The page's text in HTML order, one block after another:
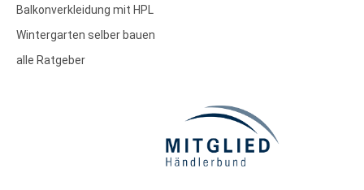
Balkonverkleidung mit HPL
Wintergarten selber bauen
alle Ratgeber